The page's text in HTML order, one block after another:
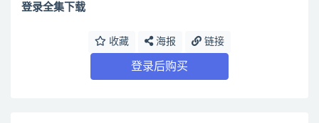
登录全集下载
收藏 海报 链接
登录后购买